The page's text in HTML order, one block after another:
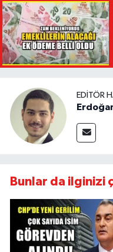
EDITÖR
Bunlar da ilginizi